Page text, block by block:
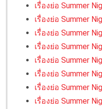
เรื่องย่อ Summer
เรื่องย่อ Summer
เรื่องย่อ Summer
เรื่องย่อ Summer
เรื่องย่อ Summer
เรื่องย่อ Summer
เรื่องย่อ Summer
เรื่องย่อ Summer